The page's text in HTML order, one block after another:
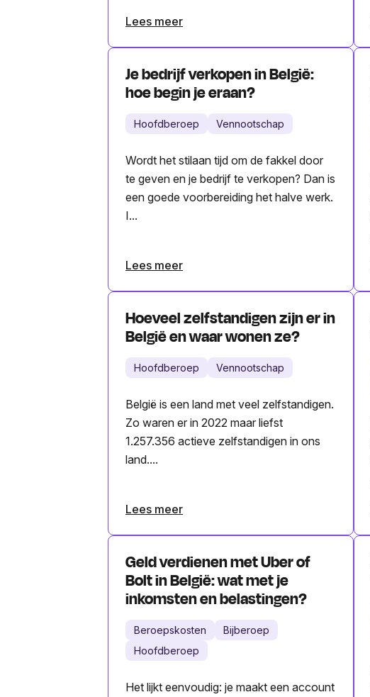
Lees meer
Je bedrijf verkopen in België:
hoe begin je eraan?
Hoofdberoep Vennootschap
Wordt het stilaan tijd om de fakkel door
te geven en je bedrijf te verkopen? Dan is
een goede voorbereiding het halve werk.
I...
Lees meer
Hoeveel zelfstandigen zijn er in
België en waar wonen ze?
Hoofdberoep Vennootschap
België is een land met veel zelfstandigen.
Zo waren er in 2022 maar liefst
1.257.356 actieve zelfstandigen in ons
land....
Lees meer
Geld verdienen met Uber of
Bolt in België: wat met je
inkomsten en belastingen?
Beroepskosten
Bijberoep
Hoofdberoep
Het lijkt eenvoudig: je maakt een account